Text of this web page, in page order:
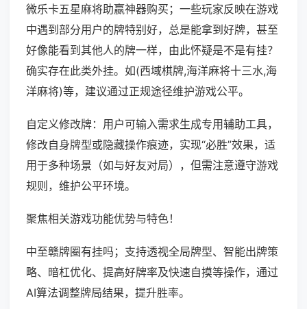
微乐卡五星麻将助赢神器购买；一些玩家反映在游戏
中遇到部分用户的牌特别好，总是能拿到好牌，甚至
好像能看到其他人的牌一样，由此怀疑是不是有挂？
确实存在此类外挂。如(西域棋牌,海洋麻将十三水,海
洋麻将)等，建议通过正规途径维护游戏公平。
自定义修改牌：用户可输入需求生成专用辅助工具，
修改自身牌型或隐藏操作痕迹，实现“必胜”效果，适
用于多种场景（如与好友对局），但需注意遵守游戏
规则，维护公平环境。
聚焦相关游戏功能优势与特色！
中至赣牌圈有挂吗；支持透视全局牌型、智能出牌策
略、暗杠优化、提高好牌率及快速自摸等操作，通过
AI算法调整牌局结果，提升胜率。